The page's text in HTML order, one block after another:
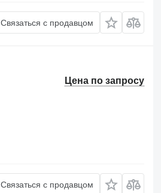
Связаться с продавцом
Цена по запросу
Связаться с продавцом